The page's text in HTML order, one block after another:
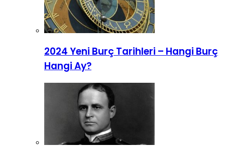
2024 Yeni Burç Tarihleri – Hangi Burç
Hangi Ay?